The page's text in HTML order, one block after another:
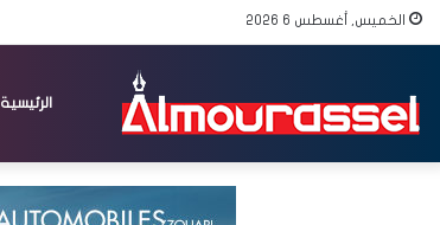
الخميس, أغسطس 6 2026
الرئيسية